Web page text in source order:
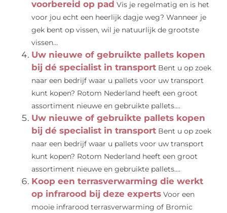
voorbereid op pad Vis je regelmatig en is het
voor jou echt een heerlijk dagje weg? Wanneer je
gek bent op vissen, wil je natuurlijk de grootste
vissen...
Uw nieuwe of gebruikte pallets kopen
bij dé specialist in transport Bent u op zoek
naar een bedrijf waar u pallets voor uw transport
kunt kopen? Rotom Nederland heeft een groot
assortiment nieuwe en gebruikte pallets....
Uw nieuwe of gebruikte pallets kopen
bij dé specialist in transport Bent u op zoek
naar een bedrijf waar u pallets voor uw transport
kunt kopen? Rotom Nederland heeft een groot
assortiment nieuwe en gebruikte pallets....
Koop een terrasverwarming die werkt
op infrarood bij deze experts Voor een
mooie infrarood terrasverwarming of Bromic